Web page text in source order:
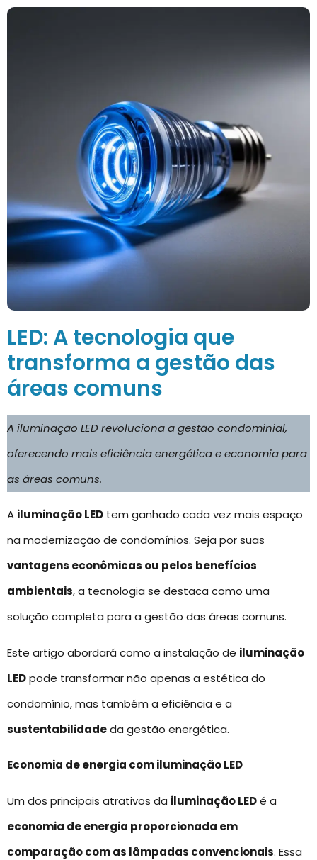
LED: A tecnologia que
transforma a gestão das
áreas comuns
A iluminação LED revoluciona a gestão condominial,
oferecendo mais eficiência energética e economia para
as áreas comuns.
A iluminação LED tem ganhado cada vez mais espaço
na modernização de condomínios. Seja por suas
vantagens econômicas ou pelos benefícios
ambientais, a tecnologia se destaca como uma
solução completa para a gestão das áreas comuns.
Este artigo abordará como a instalação de iluminação
LEDpode transformar não apenas a estética do
condomínio, mas também a eficiência e a
sustentabilidadeda gestão energética.
Economia de energia com iluminação LED
Um dos principais atrativos da iluminação LEDé a
economia de energia proporcionada em
comparação com as lâmpadas convencionais. Essa